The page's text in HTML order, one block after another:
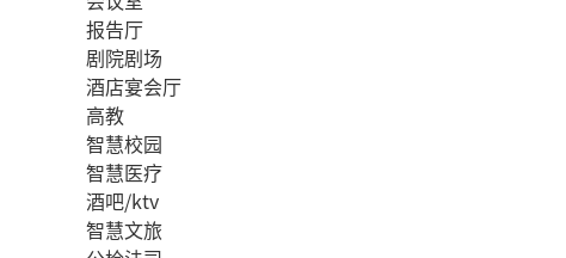
报告厅
剧院剧场
酒店宴会厅
高教
智慧校园
智慧医疗
酒吧/ktv
智慧文旅